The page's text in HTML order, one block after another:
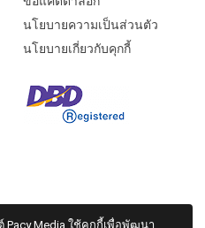
นโยบายความเป็นส่วนตัว
นโยบายเกี่ยวกับคุกกี้
Pacy Media ใช้คุกกี้เพื่อพัฒนา